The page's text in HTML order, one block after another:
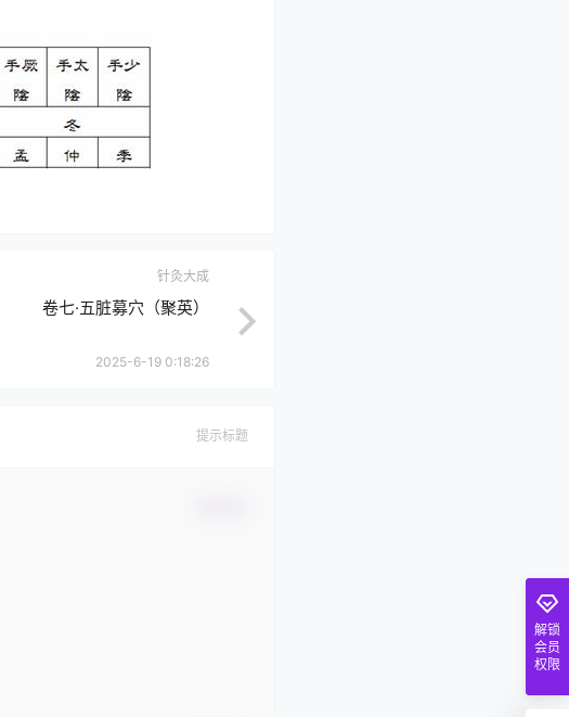
针灸大成
卷七·五脏募穴（聚英）
2025-6-19 0:18:26
提示标题
解锁
会员
权限